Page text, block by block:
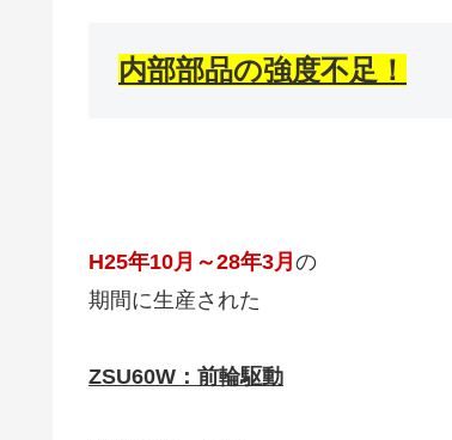
内部部品の強度不足！
H25年10月～28年3月 の
期間に生産された
ZSU60W：前輪駆動